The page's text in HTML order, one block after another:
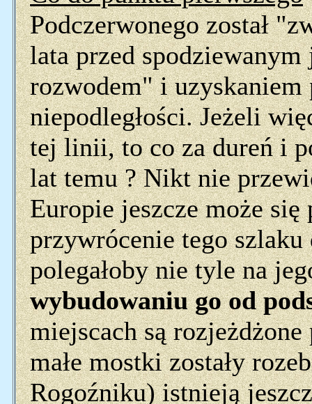
Podczerwonego został
lata przed
rozwodem" i uzyskaniem
niepodległości. Jeżeli
tej linii, to co za dureń i
lat temu ? Nikt nie
Europie jeszcze może się
przywrócenie tego
polegałoby nie tyle na
wybudowaniu go od
miejscach są
małe mostki zostały
Rogoźniku) istnieją